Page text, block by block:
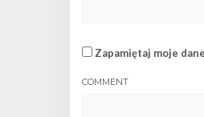
Zapamiętaj moje
COMMENT